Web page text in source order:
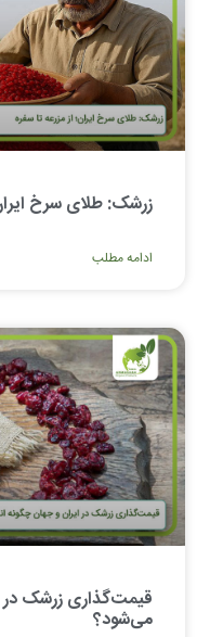
زرشک: طلای سرخ
ادامه مطلب
قیمت‌گذاری زرشک در
می‌شود؟